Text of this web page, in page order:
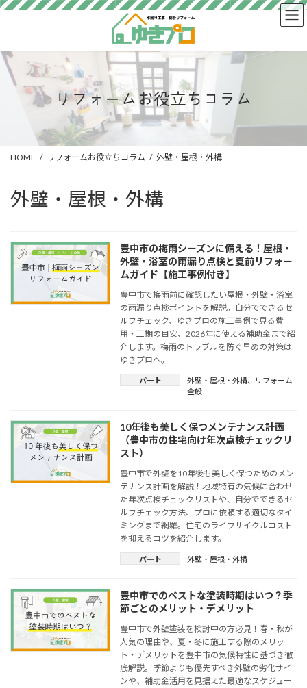
コ
ツ
へ
ナ
シ
ョ
リフォームお役立ちコラム
HOME リフォームお役立ちコラム 外壁・屋根・外構
外壁・屋根・外構
豊中市の梅雨シーズンに備える！屋根・
外壁・浴室の雨漏り点検と夏前リフォー
ムガイド【施工事例付き】
豊中市で梅雨前に確認したい屋根・外壁・浴室
の雨漏り点検ポイントを解説。自分でできるセ
ルフチェック、ゆきプロの施工事例で見る費
用・工期の目安、2026年に使える補助金まで紹
介します。梅雨のトラブルを防ぐ早めの対策は
ゆきプロへ。
パート 外壁・屋根・外構、
リフォーム
全般
10年後も美しく保つメンテナンス計画
（豊中市の住宅向け年次点検チェックリ
スト）
豊中市で外壁を10年後も美しく保つためのメン
テナンス計画を解説！地域特有の気候に合わせ
た年次点検チェックリストや、自分でできるセ
ルフチェック方法、プロに依頼する適切なタイ
ミングまで網羅。住宅のライフサイクルコスト
を抑えるコツを紹介します。
パート 外壁・屋根・外構
豊中市でのベストな塗装時期はいつ？季
節ごとのメリット・デメリット
豊中市で外壁塗装を検討中の方必見！春・秋が
人気の理由や、夏・冬に施工する際のメリッ
ト・デメリットを豊中市の気候特性に基づき徹
底解説。季節よりも優先すべき外壁の劣化サイ
ンや、補助金活用を見据えた最適なスケジュー